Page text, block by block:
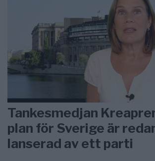
Tankesmedjan
plan för Sverige är
lanserad av ett parti